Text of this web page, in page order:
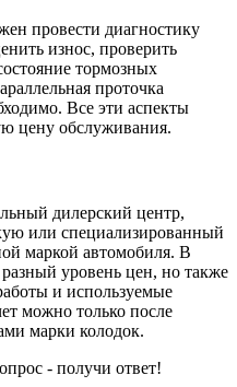
провести диагностику
износ, проверить
тормозных
проточка
Все эти аспекты
цену обслуживания.
дилерский центр,
или специализированный
маркой автомобиля. В
уровень цен, но также
и используемые
можно только после
марки колодок.
- получи ответ!